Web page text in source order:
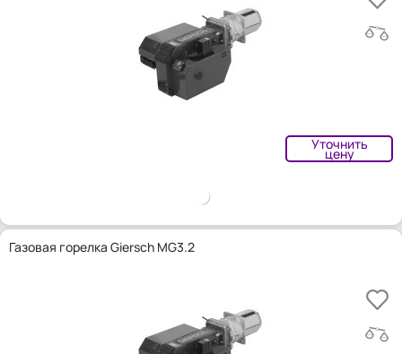
Уточнить
цену
Газовая горелка Giersch MG3.2